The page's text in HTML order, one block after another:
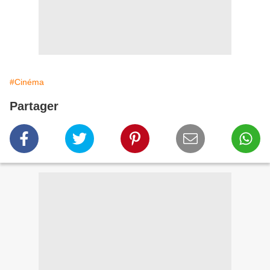
#Cinéma
Partager